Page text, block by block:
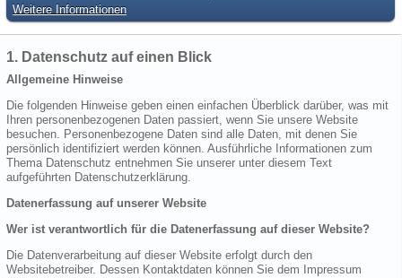
Weitere Informationen
1. Datenschutz auf einen Blick
Allgemeine Hinweise
Die folgenden Hinweise geben einen einfachen Überblick darüber, was mit
Ihren personenbezogenen Daten passiert, wenn Sie unsere Website
besuchen. Personenbezogene Daten sind alle Daten, mit denen Sie
persönlich identifiziert werden können. Ausführliche Informationen zum
Thema Datenschutz entnehmen Sie unserer unter diesem Text
aufgeführten Datenschutzerklärung.
Datenerfassung auf unserer Website
Wer ist verantwortlich für die Datenerfassung auf dieser Website?
Die Datenverarbeitung auf dieser Website erfolgt durch den
Websitebetreiber. Dessen Kontaktdaten können Sie dem Impressum